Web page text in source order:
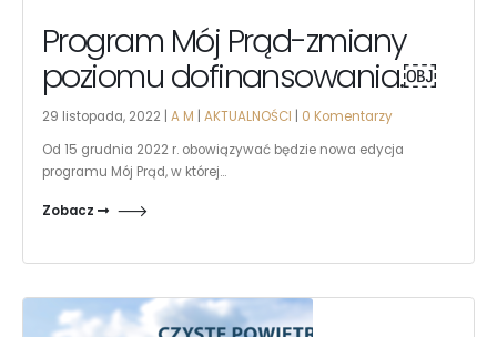
Program Mój Prąd-zmiany
poziomu dofinansowania.￼
29 listopada, 2022 | A M AKTUALNOŚCI
0 Komentarzy
Od 15 grudnia 2022 r. obowiązywać będzie nowa edycja
programu Mój Prąd, w której...
Zobacz